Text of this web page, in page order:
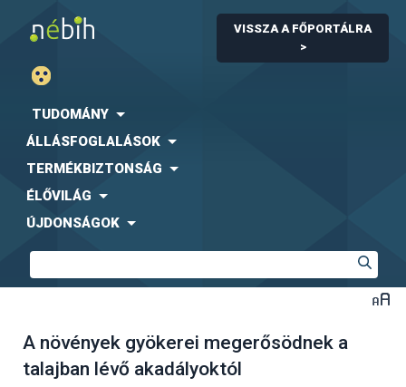
VISSZA A FŐPORTÁLRA
>
TUDOMÁNY
ÁLLÁSFOGLALÁSOK
TERMÉKBIZTONSÁG
ÉLŐVILÁG
ÚJDONSÁGOK
A növények gyökerei megerősödnek a
talajban lévő akadályoktól